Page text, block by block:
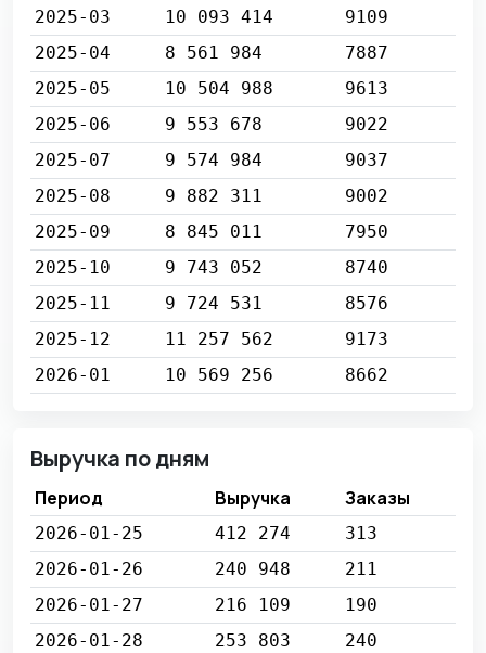
2025-03
10 093 414
9109
2025-04
8 561 984
7887
2025-05
10 504 988
9613
2025-06
9 553 678
9022
2025-07
9 574 984
9037
2025-08
9 882 311
9002
2025-09
8 845 011
7950
2025-10
9 743 052
8740
2025-11
9 724 531
8576
2025-12
11 257 562
9173
2026-01
10 569 256 8662
Выручка по дням
Период Выручка Заказы
2026-01-25 412 274
313
2026-01-26
240 948
211
2026-01-27
216 109
190
2026-01-28
253 803
240